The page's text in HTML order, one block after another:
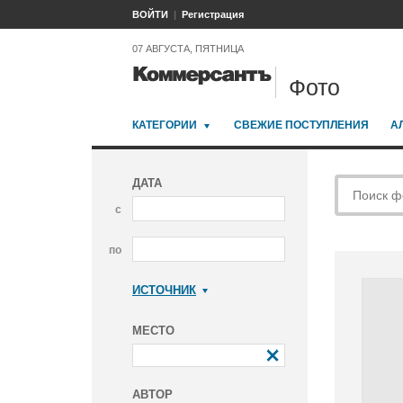
ВОЙТИ Регистрация
07 АВГУСТА, ПЯТНИЦА
Фото
КАТЕГОРИИ СВЕЖИЕ ПОСТУПЛЕНИЯ
ДАТА
с
по
ИСТОЧНИК
МЕСТО
АВТОР